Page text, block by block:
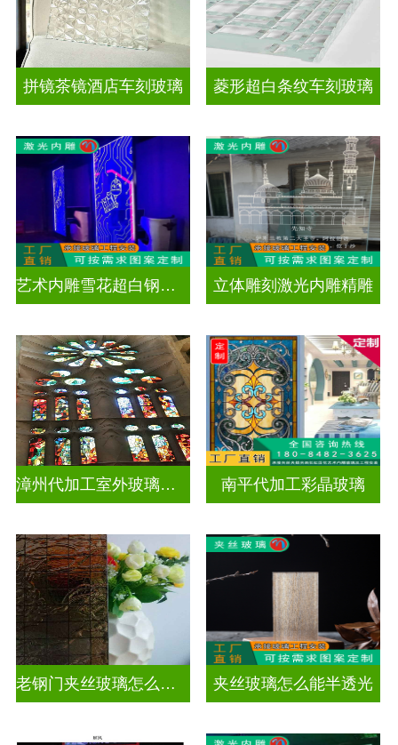
拼镜茶镜酒店车刻玻璃 菱形超白条纹车刻玻璃
艺术内雕雪花超白钢化激光内雕发光玻璃背景墙 立体雕刻激光内雕精雕
漳州代加工室外玻璃穹顶 南平代加工彩晶玻璃
老钢门夹丝玻璃怎么修复 夹丝玻璃怎么能半透光